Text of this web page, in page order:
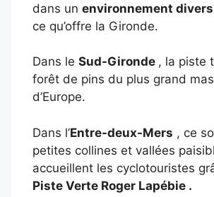
dans un environnement
ce qu’offre la Gironde.
Dans le Sud-Gironde , la piste
forêt de pins du plus grand
d’Europe.
Dans l’Entre-deux-Mers , ce
petites collines et vallées
accueillent les cyclotouristes
Piste Verte Roger Lapébie .